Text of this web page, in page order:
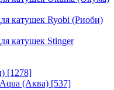
катушек Ryobi (Риоби)
катушек Stinger
[1278]
(Аква) [537]